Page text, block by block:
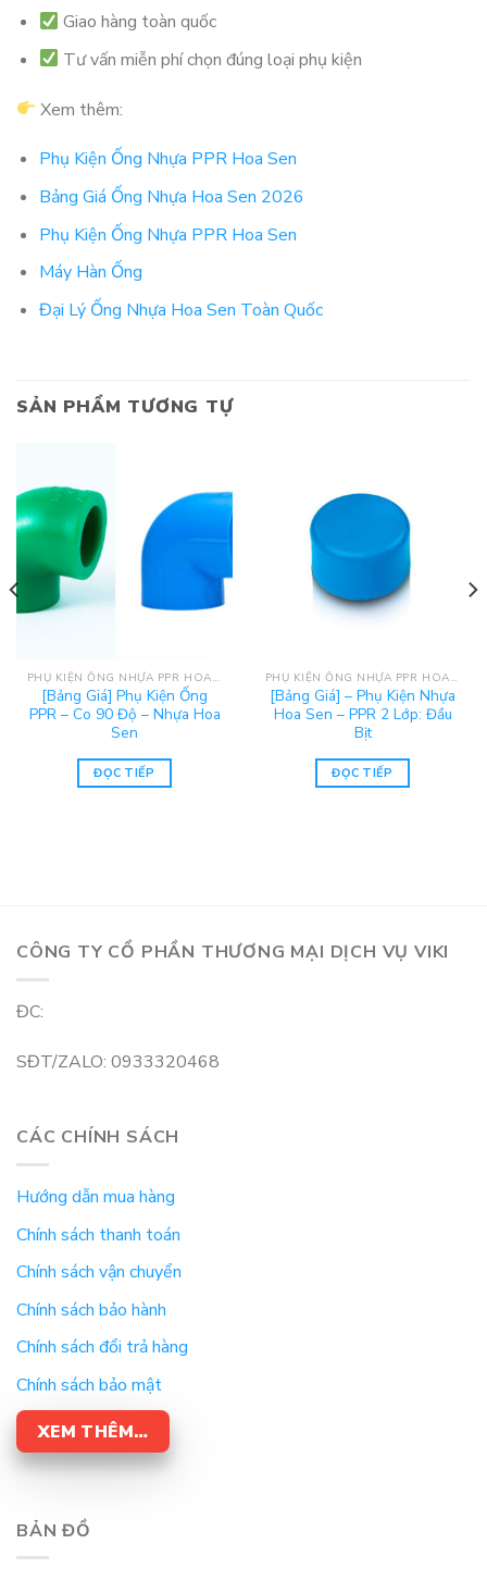
Giao hàng toàn quốc
Tư vấn miễn phí chọn đúng loại phụ kiện
Xem thêm:
Phụ Kiện Ống Nhựa PPR Hoa Sen
Bảng Giá Ống Nhựa Hoa Sen 2026
Phụ Kiện Ống Nhựa PPR Hoa Sen
Máy Hàn Ống
Đại Lý Ống Nhựa Hoa Sen Toàn Quốc
SẢN PHẨM TƯƠNG TỰ
PHỤ KIỆN ỐNG NHỰA PPR HOA SEN
[Bảng Giá] Phụ Kiện Ống
PPR – Co 90 Độ – Nhựa Hoa
Sen
ĐỌC TIẾP
PHỤ KIỆN ỐNG NHỰA PPR HOA SEN
[Bảng Giá] – Phụ Kiện Nhựa
Hoa Sen – PPR 2 Lớp: Đầu
Bịt
ĐỌC TIẾP
CÔNG TY CỔ PHẦN THƯƠNG MẠI DỊCH VỤ VIKI
ĐC:
SĐT/ZALO: 0933320468
CÁC CHÍNH SÁCH
Hướng dẫn mua hàng
Chính sách thanh toán
Chính sách vận chuyển
Chính sách bảo hành
Chính sách đổi trả hàng
Chính sách bảo mật
XEM THÊM…
BẢN ĐỒ